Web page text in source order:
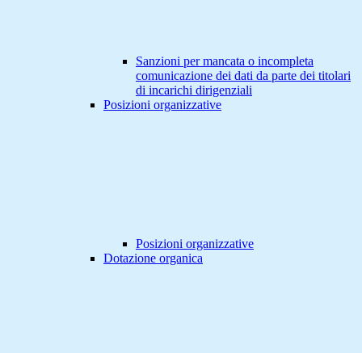
Sanzioni per mancata o incompleta
comunicazione dei dati da parte dei titolari
di incarichi dirigenziali
Posizioni organizzative
Posizioni organizzative
Dotazione organica